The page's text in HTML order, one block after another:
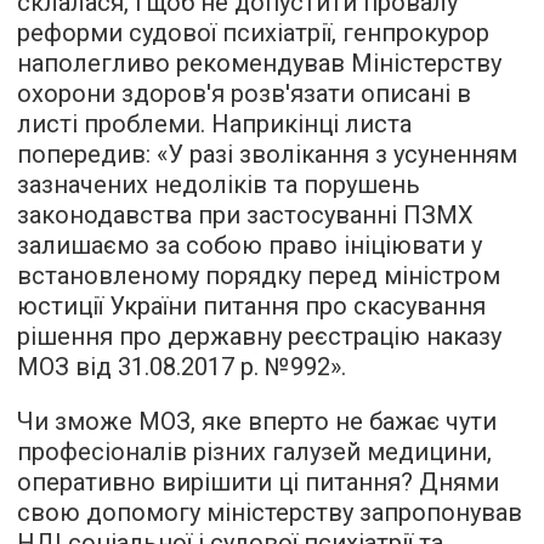
реформи судової психіатрії, генпрокурор
наполегливо рекомендував Міністерству
охорони здоров'я розв'язати описані в
листі проблеми. Наприкінці листа
попередив: «У разі зволікання з усуненням
зазначених недоліків та порушень
законодавства при застосуванні ПЗМХ
залишаємо за собою право ініціювати у
встановленому порядку перед міністром
юстиції України питання про скасування
рішення про державну реєстрацію наказу
МОЗ від 31.08.2017 р. №992».
Чи зможе МОЗ, яке вперто не бажає чути
професіоналів різних галузей медицини,
оперативно вирішити ці питання? Днями
свою допомогу міністерству запропонував